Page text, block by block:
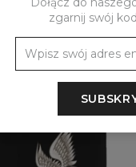
zgarnij swój